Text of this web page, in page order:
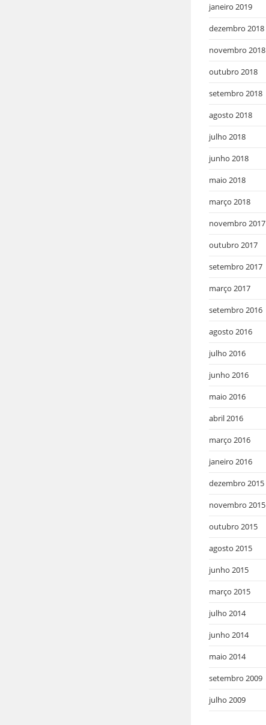
janeiro 2019
dezembro 2018
novembro 2018
outubro 2018
setembro 2018
agosto 2018
julho 2018
junho 2018
maio 2018
março 2018
novembro 2017
outubro 2017
setembro 2017
março 2017
setembro 2016
agosto 2016
julho 2016
junho 2016
maio 2016
abril 2016
março 2016
janeiro 2016
dezembro 2015
novembro 2015
outubro 2015
agosto 2015
junho 2015
março 2015
julho 2014
junho 2014
maio 2014
setembro 2009
julho 2009